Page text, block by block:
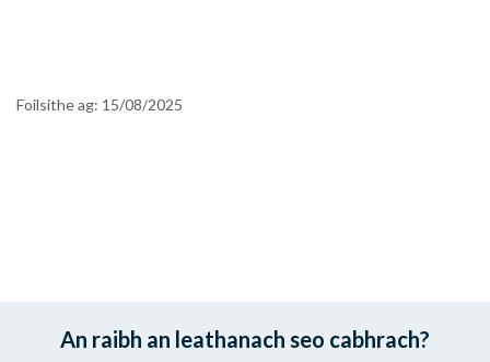
Foilsithe ag: 15/08/2025
An raibh an leathanach seo cabhrach?